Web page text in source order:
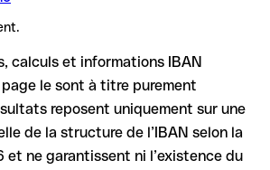
de change peuvent s'appliquer.
auprès de Bank Norwegian sur les
écrit, surtout pour une nouvelle relation
vérifiée que par Bank Norwegian elle-
test.
doit coopérer au retour des fonds
initier une procédure de rappel sur
calculs et informations IBAN
le sont à titre purement
reposent uniquement sur une
de la structure de l’IBAN selon la
et ne garantissent ni l’existence du